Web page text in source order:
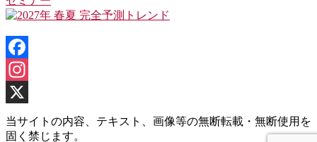
Facebook
Instagram
X
当サイトの内容、テキスト、画像等の無断転載・無断使用を
固く禁じます。